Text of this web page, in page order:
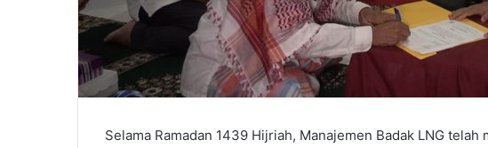
Selama Ramadan 1439 Hijriah, Manajemen Badak LNG